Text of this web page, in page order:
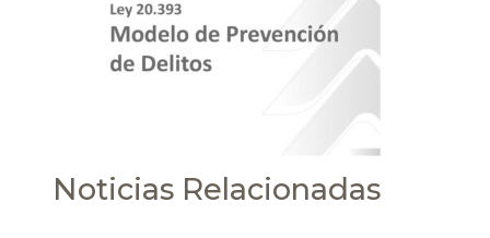
Noticias Relacionadas